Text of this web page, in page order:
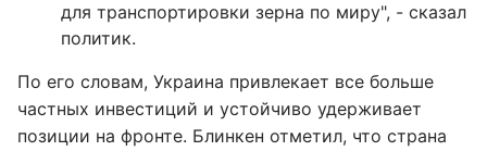
для транспортировки зерна по миру", - сказал
политик.
По его словам, Украина привлекает все больше
частных инвестиций и устойчиво удерживает
позиции на фронте. Блинкен отметил, что страна